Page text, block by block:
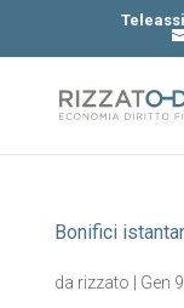
Bonifici
da rizzato Gen